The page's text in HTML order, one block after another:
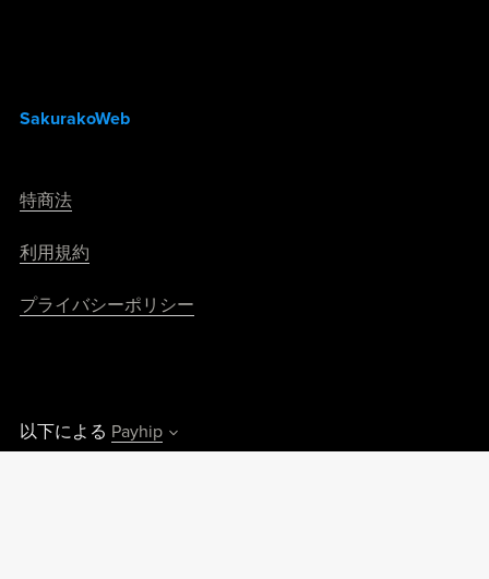
SakurakoWeb
特商法
利用規約
プライバシーポリシー
以下による Payhip